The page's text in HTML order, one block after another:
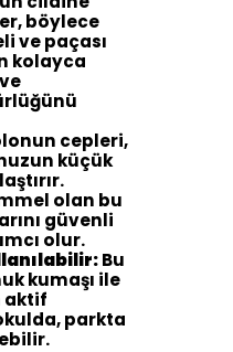
böylece
ve paçası
kolayca
cepleri,
küçük
olan bu
güvenli
olur.
Bu
kumaşı ile
aktif
parkta